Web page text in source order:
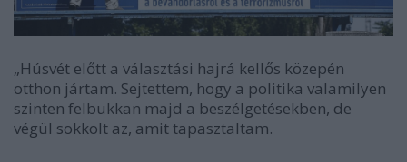
„Húsvét előtt a választási hajrá kellős közepén
otthon jártam. Sejtettem, hogy a politika valamilyen
szinten felbukkan majd a beszélgetésekben, de
végül sokkolt az, amit tapasztaltam.